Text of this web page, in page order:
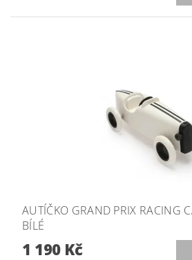
AUTÍČKO GRAND PRIX RACING
BÍLÉ
1 190 Kč